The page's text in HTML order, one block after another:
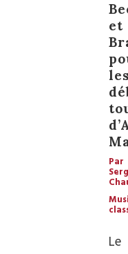
et
Par
Le